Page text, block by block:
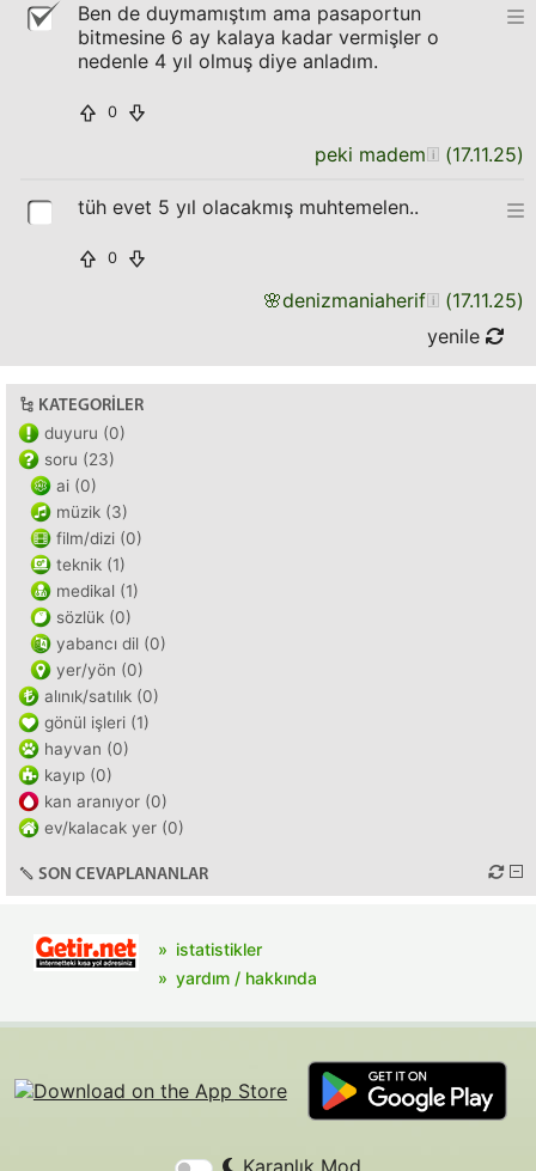
Ben de duymamıştım ama pasaportun
bitmesine 6 ay kalaya kadar vermişler o
nedenle 4 yıl olmuş diye anladım.
0
peki madem (17.11.25)
tüh evet 5 yıl olacakmış muhtemelen..
0
🌸denizmaniaherif (17.11.25)
yenile
KATEGORILER
duyuru (0)
soru (23)
ai (0)
müzik (3)
film/dizi (0)
teknik (1)
medikal (1)
sözlük (0)
yabancı dil (0)
yer/yön (0)
alınık/satılık (0)
gönül işleri (1)
hayvan (0)
kayıp (0)
kan aranıyor (0)
ev/kalacak yer (0)
SON CEVAPLANANLAR
istatistikler
yardım / hakkında
Karanlık Mod